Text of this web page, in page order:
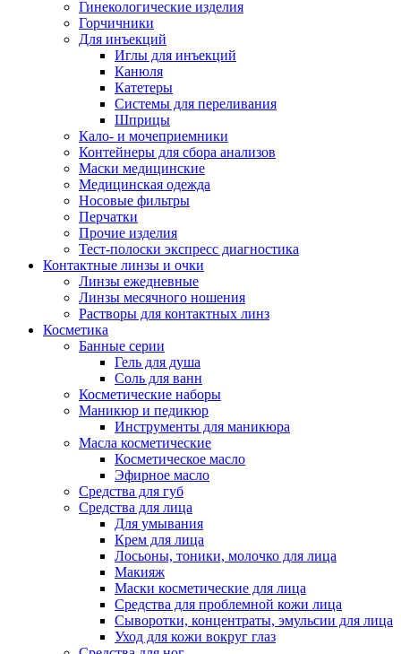
Гинекологические изделия
Горчичники
Для инъекций
Иглы для инъекций
Канюля
Катетеры
Системы для переливания
Шприцы
Кало- и мочеприемники
Контейнеры для сбора анализов
Маски медицинские
Медицинская одежда
Носовые фильтры
Перчатки
Прочие изделия
Тест-полоски экспресс диагностика
Контактные линзы и очки
Линзы ежедневные
Линзы месячного ношения
Растворы для контактных линз
Косметика
Банные серии
Гель для душа
Соль для ванн
Косметические наборы
Маникюр и педикюр
Инструменты для маникюра
Масла косметические
Косметическое масло
Эфирное масло
Средства для губ
Средства для лица
Для умывания
Крем для лица
Лосьоны, тоники, молочко для лица
Макияж
Маски косметические для лица
Средства для проблемной кожи лица
Сыворотки, концентраты, эмульсии для лица
Уход для кожи вокруг глаз